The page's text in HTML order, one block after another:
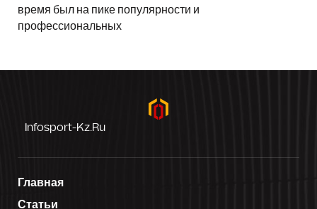
время был на пике популярности и
профессиональных
Infosport-Kz.ru
Главная
Статьи